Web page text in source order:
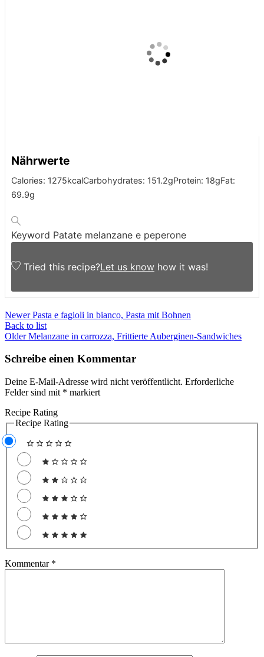
Nährwerte
Calories: 1275kcalCarbohydrates: 151.2gProtein: 18gFat:
69.9g
Keyword Patate melanzane e peperone
Tried this recipe?Let us know how it was!
Newer Pasta e fagioli in bianco, Pasta mit Bohnen
Back to list
Older Melanzane in carrozza, Frittierte Auberginen-Sandwiches
Schreibe einen Kommentar
Deine E-Mail-Adresse wird nicht veröffentlicht. Erforderliche
Felder sind mit * markiert
Recipe Rating
Recipe Rating
Kommentar *